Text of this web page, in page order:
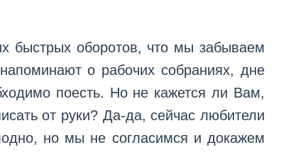
быстрых оборотов, что мы забываем
о рабочих собраниях, дне
поесть. Но не кажется ли Вам,
от руки? Да-да, сейчас любители
но мы не согласимся и докажем